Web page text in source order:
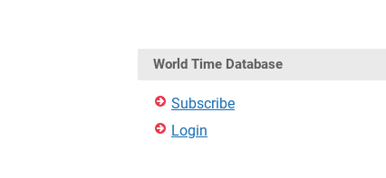
World Time Database
Subscribe
Login